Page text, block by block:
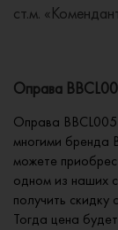
ст.м.
Оправа
Оправа
многими бренда
можете
одном из наших
получить скидку
Тогда цена